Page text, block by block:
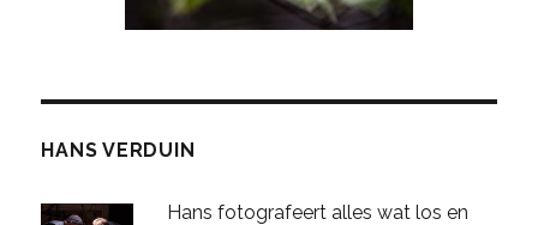
HANS VERDUIN
Hans fotografeert alles wat los en